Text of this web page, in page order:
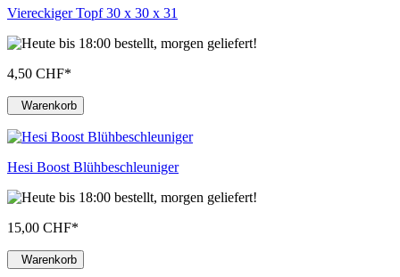
Viereckiger Topf 30 x 30 x 31
4,50 CHF*
Warenkorb
Hesi Boost Blühbeschleuniger
15,00 CHF*
Warenkorb